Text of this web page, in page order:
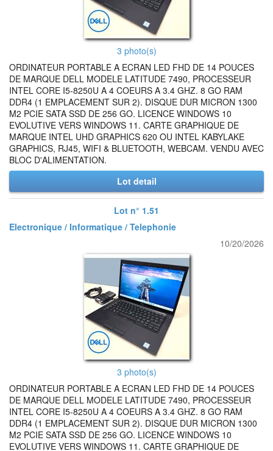
3 photo(s)
ORDINATEUR PORTABLE A ECRAN LED FHD DE 14 POUCES
DE MARQUE DELL MODELE LATITUDE 7490, PROCESSEUR
INTEL CORE I5-8250U A 4 COEURS A 3.4 GHZ. 8 GO RAM
DDR4 (1 EMPLACEMENT SUR 2). DISQUE DUR MICRON 1300
M2 PCIE SATA SSD DE 256 GO. LICENCE WINDOWS 10
EVOLUTIVE VERS WINDOWS 11. CARTE GRAPHIQUE DE
MARQUE INTEL UHD GRAPHICS 620 OU INTEL KABYLAKE
GRAPHICS, RJ45, WIFI & BLUETOOTH, WEBCAM. VENDU AVEC
BLOC D'ALIMENTATION.
Lot detail
Lot n° 1.51
Electronique / Informatique / Telephonie
10/20/2026
3 photo(s)
ORDINATEUR PORTABLE A ECRAN LED FHD DE 14 POUCES
DE MARQUE DELL MODELE LATITUDE 7490, PROCESSEUR
INTEL CORE I5-8250U A 4 COEURS A 3.4 GHZ. 8 GO RAM
DDR4 (1 EMPLACEMENT SUR 2). DISQUE DUR MICRON 1300
M2 PCIE SATA SSD DE 256 GO. LICENCE WINDOWS 10
EVOLUTIVE VERS WINDOWS 11. CARTE GRAPHIQUE DE